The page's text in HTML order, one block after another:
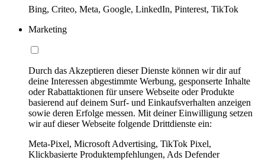
Bing, Criteo, Meta, Google, LinkedIn, Pinterest, TikTok
Marketing
Durch das Akzeptieren dieser Dienste können wir dir auf
deine Interessen abgestimmte Werbung, gesponserte Inhalte
oder Rabattaktionen für unsere Webseite oder Produkte
basierend auf deinem Surf- und Einkaufsverhalten anzeigen
sowie deren Erfolge messen. Mit deiner Einwilligung setzen
wir auf dieser Webseite folgende Drittdienste ein:
Meta-Pixel, Microsoft Advertising, TikTok Pixel,
Klickbasierte Produktempfehlungen, Ads Defender